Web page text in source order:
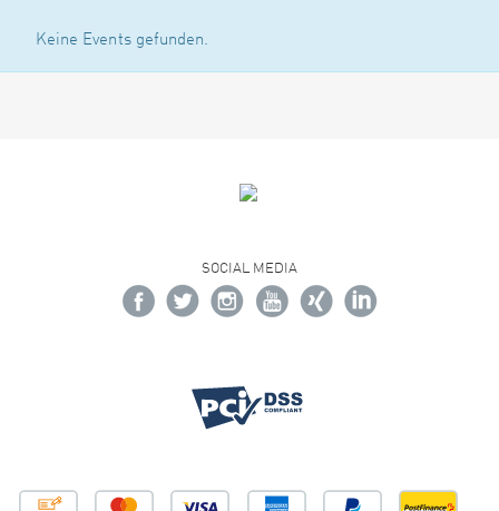
Keine Events gefunden.
SOCIAL MEDIA